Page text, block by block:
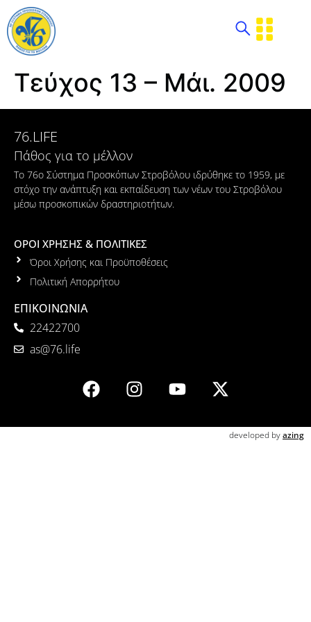
Τεύχος 13 – Μάι. 2009
76.LIFE
Πάθος για το μέλλον
Το 76ο Σύστημα Προσκόπων Στροβόλου ιδρύθηκε το 1959, με
στόχο την ανάπτυξη και εκπαίδευση των νέων του Στροβόλου
μέσω προσκοπικών δραστηριοτήτων.
ΟΡΟΙ ΧΡΗΣΗΣ & ΠΟΛΙΤΙΚΕΣ
Όροι Χρήσης και Προϋποθέσεις
Πολιτική Απορρήτου
ΕΠΙΚΟΙΝΩΝΙΑ
22422700
as@76.life
developed byazing